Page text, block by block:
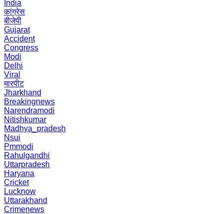
India
कांग्रेस
बीजेपी
Gujarat
Accident
Congress
Modi
Delhi
Viral
मारपीट
Jharkhand
Breakingnews
Narendramodi
Nitishkumar
Madhya_pradesh
Nsui
Pmmodi
Rahulgandhi
Uttarpradesh
Haryana
Cricket
Lucknow
Uttarakhand
Crimenews